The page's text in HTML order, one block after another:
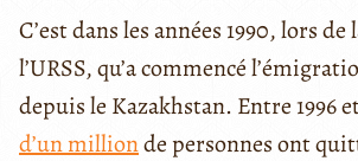
C’est dans les années 1990, lors de
l’URSS, qu’a commencé
depuis le Kazakhstan. Entre 1996
d’un millionde personnes ont